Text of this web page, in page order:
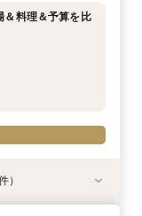
＆料理＆予算を比
）